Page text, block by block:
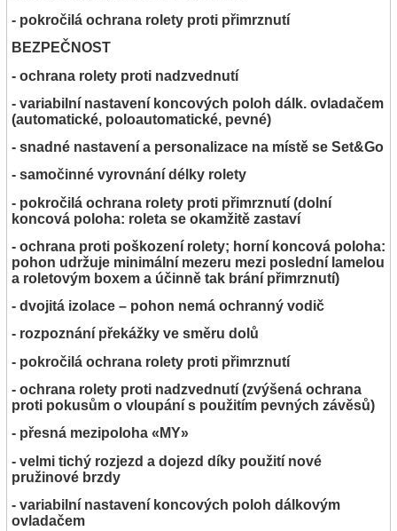
- pokročilá ochrana rolety proti přimrznutí
BEZPEČNOST
- ochrana rolety proti nadzvednutí
- variabilní nastavení koncových poloh dálk. ovladačem
(automatické, poloautomatické, pevné)
- snadné nastavení a personalizace na místě se Set&Go
- samočinné vyrovnání délky rolety
- pokročilá ochrana rolety proti přimrznutí (dolní
koncová poloha: roleta se okamžitě zastaví
- ochrana proti poškození rolety; horní koncová poloha:
pohon udržuje minimální mezeru mezi poslední lamelou
a roletovým boxem a účinně tak brání přimrznutí)
- dvojitá izolace – pohon nemá ochranný vodič
- rozpoznání překážky ve směru dolů
- pokročilá ochrana rolety proti přimrznutí
- ochrana rolety proti nadzvednutí (zvýšená ochrana
proti pokusům o vloupání s použitím pevných závěsů)
- přesná mezipoloha «MY»
- velmi tichý rozjezd a dojezd díky použití nové
pružinové brzdy
- variabilní nastavení koncových poloh dálkovým
ovladačem